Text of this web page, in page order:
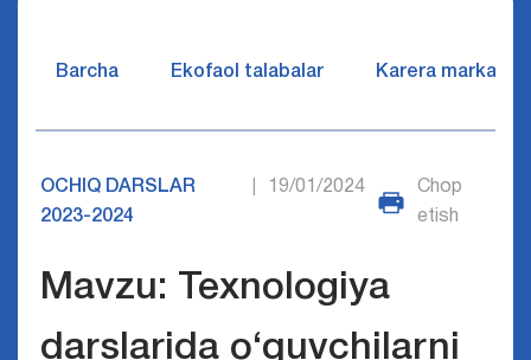
Barcha Ekofaol talabalar Karera markazi
OCHIQ DARSLAR
2023-2024
19/01/2024
Chop
etish
Mavzu: Texnologiya
darslarida o‘quvchilarni